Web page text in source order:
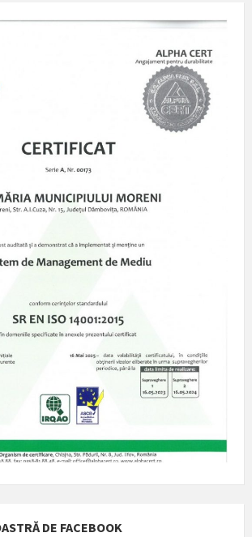
DE FACEBOOK